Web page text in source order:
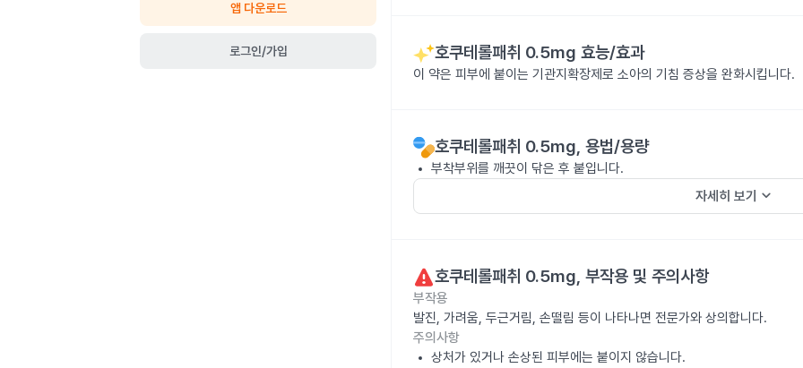
앱 다운로드
로그인/가입 호쿠테롤패취 0.5mg 효능/효과
이 약은 피부에 붙이는 기관지확장제로 소아의 기침 증상을 완화시킵니다.
호쿠테롤패취 0.5mg, 용법/용량
부착부위를 깨끗이 닦은 후 붙입니다.
자세히 보기 keyboard_arrow_down
호쿠테롤패취 0.5mg, 부작용 및 주의사항
부작용
발진, 가려움, 두근거림, 손떨림 등이 나타나면 전문가와 상의합니다.
주의사항
상처가 있거나 손상된 피부에는 붙이지 않습니다.